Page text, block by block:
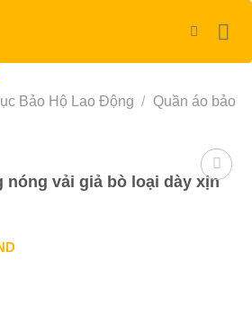
Bảo Hộ Lao Động / Quần áo bảo
nóng vải giả bò loại dày xịn
Giá